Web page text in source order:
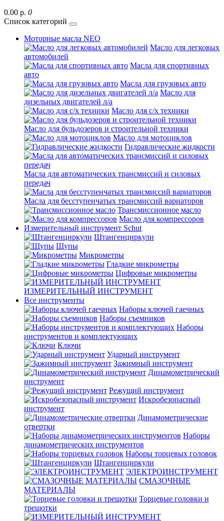
0.00 р. 0
Список категорий
Моторные масла NEO
Масло для легковых
автомобилей
Масла для спортивных
авто
Масла для грузовых авто
Масло для
дизельных двигателей л/а
Масло для с/х техники
Масло для бульдозеров и строительной техники
Масло для мотоциклов
Гидравлические жидкости
Масла для автоматических трансмиссий и силовых
передач
Масла для бесступенчатых трансмиссий вариаторов
Трансмиссионное масло
Масло для компрессоров
Измерительный инструмент Schut
Штангенциркули
Щупы
Микрометры
Гладкие микрометры
Цифровые микрометры
ИЗМЕРИТЕЛЬНЫЙ ИНСТРУМЕНТ
Все инструменты
Наборы ключей гаечных
Наборы съемников
Наборы
инструментов и комплектующих
Ключи
Ударный инструмент
Зажимный инструмент
Динамометрический
инструмент
Режущий инструмент
Искробезопасный
инструмент
Динамометрические
отвертки
Наборы
динамометрических инструментов
Наборы торцевых головок
Штангенциркули
ЭЛЕКТРОИНСТРУМЕНТ
СМАЗОЧНЫЕ
МАТЕРИАЛЫ
Торцевые головки и
трещотки